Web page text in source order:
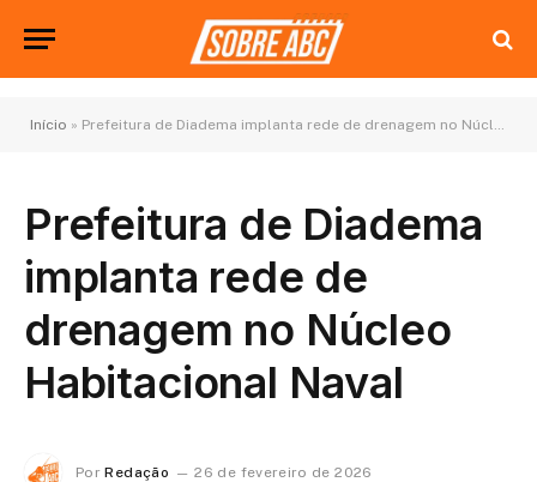
Início » Prefeitura de Diadema implanta rede de drenagem no Núcleo Habitacional Naval
Prefeitura de Diadema
implanta rede de
drenagem no Núcleo
Habitacional Naval
Por Redação 26 de fevereiro de 2026